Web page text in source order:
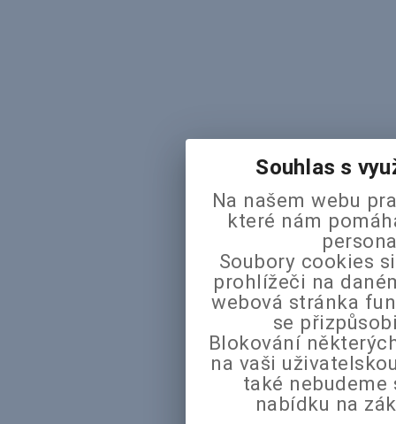
Souhlas s
Na našem webu
které nám
Soubory cookies
prohlížeči na
webová stránka
se
Blokování
na vaši
také
nabídku na